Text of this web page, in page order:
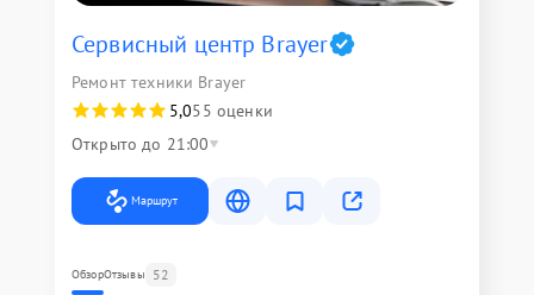
Сервисный центр Brayer
Ремонт техники Brayer
5,055 оценки
Открыто до 21:00
Маршрут
ОбзорОтзывы 52